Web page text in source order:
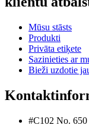
Mūsu stāsts
Produkti
Privāta etiķete
Sazinieties ar
Bieži uzdotie
#C102 No.